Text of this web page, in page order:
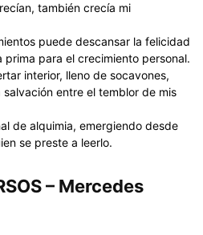
también crecía mi
puede descansar la felicidad
prima para el crecimiento personal.
interior, lleno de socavones,
entre el temblor de mis
de alquimia, emergiendo desde
se preste a leerlo.
– Mercedes